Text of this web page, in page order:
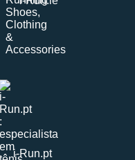
i-Run.pt